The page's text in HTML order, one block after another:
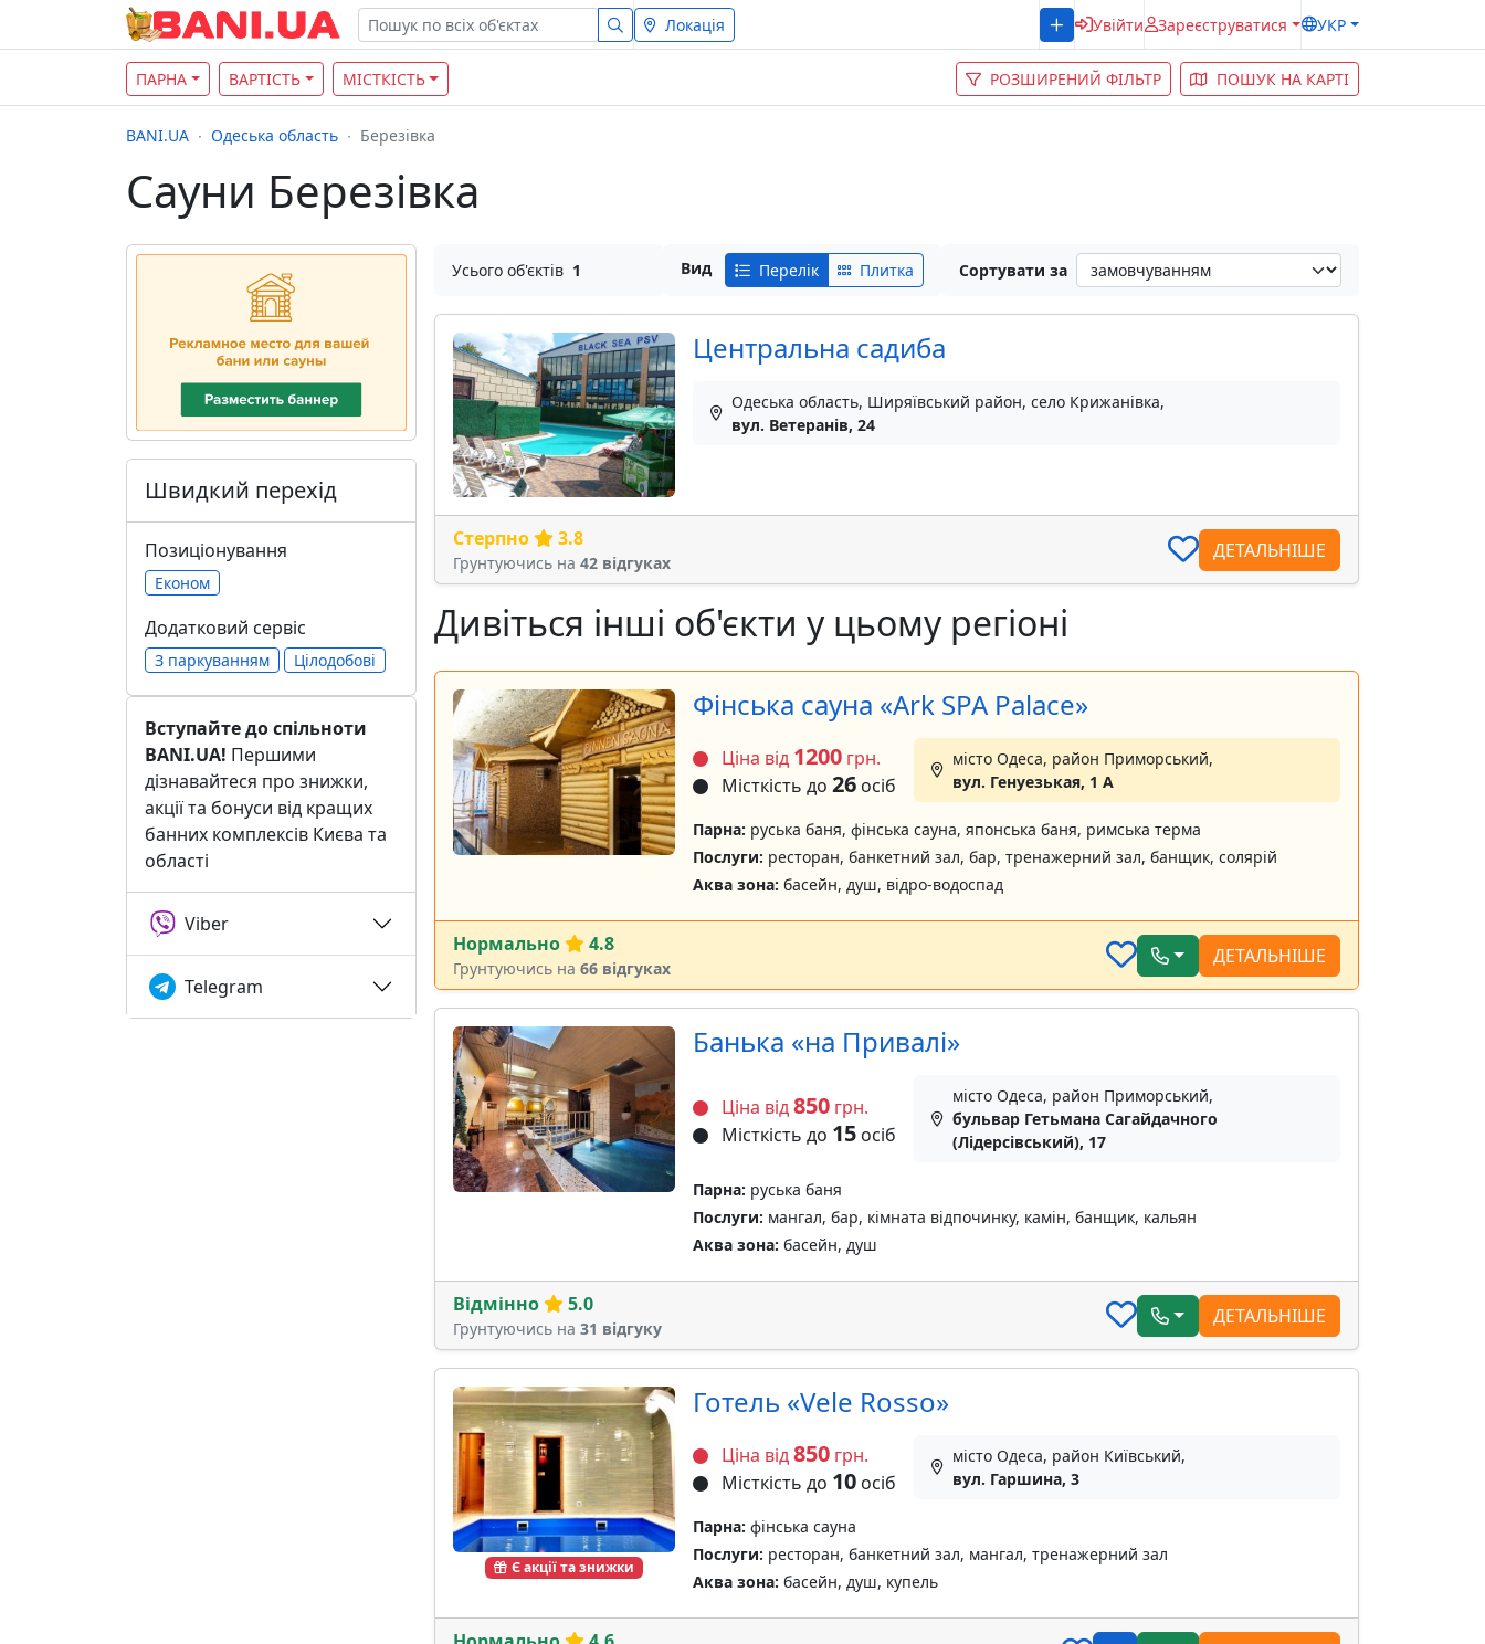
Локація Увійти Зареєструватися УКР
ПАРНА ВАРТІСТЬ МІСТКІСТЬ РОЗШИРЕНИЙ ФІЛЬТР ПОШУК НА КАРТІ
BANI.UA Одеська область Березівка
Сауни Березівка
Усього об'єктів 1 Вид Перелік Плитка Сортувати за
Центральна садиба
Одеська область, Ширяївський район, село Крижанівка,
вул. Ветеранів, 24
Стерпно 3.8
Грунтуючись на 42 відгуках
ДЕТАЛЬНІШЕ
Дивіться інші об'єкти у цьому регіоні
Фінська сауна «Ark SPA Palace»
Ціна від 1200грн.
Місткість до 26осіб
місто Одеса, район Приморський,
вул. Генуезькая, 1 А
Парна: руська баня, фінська сауна, японська баня, римська терма
Послуги: ресторан, банкетний зал, бар, тренажерний зал, банщик, солярій
Аква зона: басейн, душ, відро-водоспад
Нормально 4.8
Грунтуючись на 66 відгуках
ДЕТАЛЬНІШЕ
Банька «на Привалі»
Ціна від850грн.
Місткість до 15осіб
місто Одеса, район Приморський,
бульвар Гетьмана Сагайдачного
(Лідерсівський), 17
Парна: руська баня
Послуги: мангал, бар, кімната відпочинку, камін, банщик, кальян
Аква зона: басейн, душ
Відмінно 5.0
Грунтуючись на 31 відгуку
ДЕТАЛЬНІШЕ
Є акції та знижки
Готель «Vele Rosso»
Ціна від850грн.
Місткість до 10осіб
місто Одеса, район Київський,
вул. Гаршина, 3
Парна: фінська сауна
Послуги: ресторан, банкетний зал, мангал, тренажерний зал
Аква зона: басейн, душ, купель
Швидкий перехід
Позиціонування
Економ
Додатковий сервіс
З паркуванням Цілодобові
Вступайте до спільноти
BANI.UA! Першими
дізнавайтеся про знижки,
акції та бонуси від кращих
банних комплексів Києва та
області
Viber
Telegram